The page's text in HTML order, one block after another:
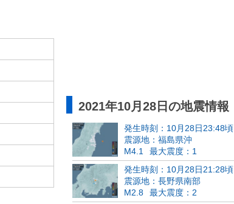
2021年10月28日の地震情報
発生時刻：10月28日23:48頃
震源地：福島県沖
M4.1
最大震度：1
発生時刻：10月28日21:28頃
震源地：長野県南部
M2.8
最大震度：2